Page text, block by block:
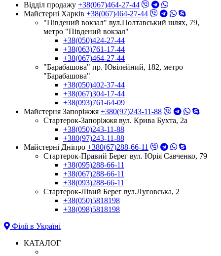
Відділ продажу +38(067)464-27-44
Майстерні Харків +38(067)464-27-44
"Південий вокзал" вул.Полтавський шлях, 79,
метро "Південий вокзал"
+38(050)424-27-44
+38(063)761-17-44
+38(067)464-27-44
"Барабашова" пр. Ювілейний, 182, метро
"Барабашова"
+38(050)402-37-44
+38(067)304-17-44
+38(093)761-64-09
Майстерня Запоріжжя +380(97)243-11-88
Стартерок-Запоріжжя вул. Крива Бухта, 2а
+38(050)243-11-88
+380(97)243-11-88
Майстерні Днiпро +380(67)288-66-11
Стартерок-Правий Берег вул. Юрія Савченко, 79
+38(095)288-66-11
+38(067)288-66-11
+38(093)288-66-11
Стартерок-Лівий Берег вул.Луговська, 2
+38(050)5818198
+38(098)5818198
Філії в Україні
КАТАЛОГ